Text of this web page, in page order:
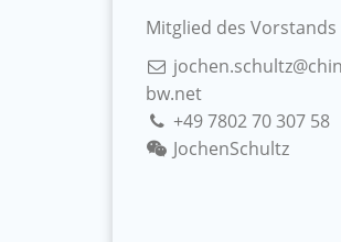
Mitglied des Vorstands
bw.net
+49 7802 70 307 58
JochenSchultz